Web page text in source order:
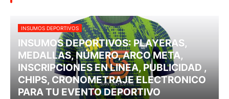
INSUMOS DEPORTIVOS
INSUMOS DEPORTIVOS: PLAYERAS,
MEDALLAS, NÚMERO, ARCO META,
INSCRIPCIONES EN LINEA, PUBLICIDAD ,
CHIPS, CRONOMETRAJE ELECTRONICO
PARA TU EVENTO DEPORTIVO